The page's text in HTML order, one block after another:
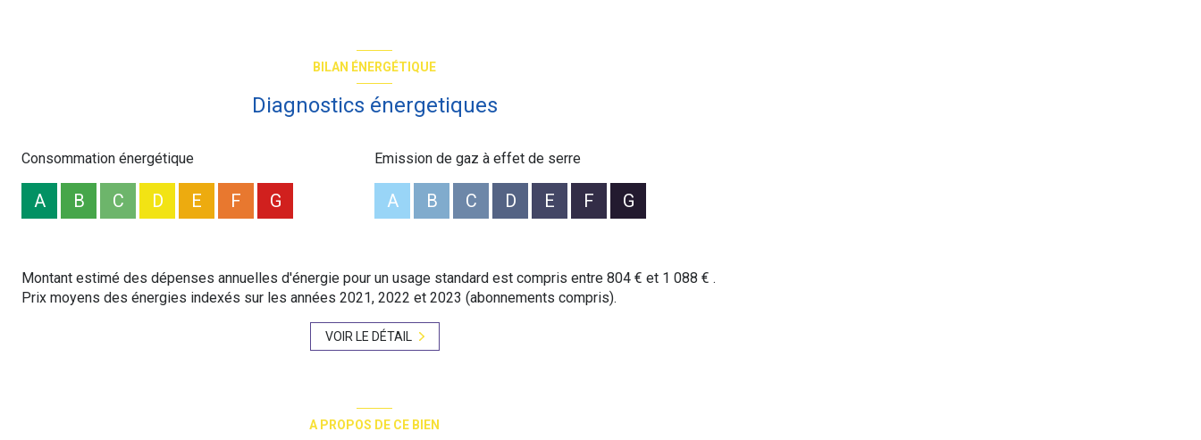
“Les informations sur les risques auxquels ce bien est exposé sont disponibles sur le site Géorisques :
www.georisques.gouv.fr”. Prix affiché honoraires inclus à 5% TTC.
Les informations sur les risques auxquels ce bien est exposé sont disponibles sur le site
BILAN ÉNERGÉTIQUE
Diagnostics énergetiques
Consommation énergétique
A B C D E F G
Emission de gaz à effet de serre
A B C D E F G
Montant estimé des dépenses annuelles d'énergie pour un usage standard est compris entre 804 € et 1 088 € .
Prix moyens des énergies indexés sur les années 2021, 2022 et 2023 (abonnements compris).
VOIR LE DÉTAIL
A PROPOS DE CE BIEN